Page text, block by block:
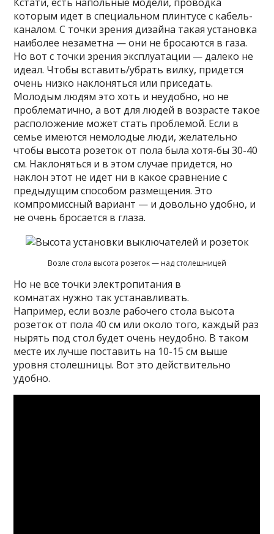
Кстати, есть напольные модели, проводка
которым идет в специальном плинтусе с кабель-
каналом. С точки зрения дизайна такая установка
наиболее незаметна — они не бросаются в газа.
Но вот с точки зрения эксплуатации — далеко не
идеал. Чтобы вставить/убрать вилку, придется
очень низко наклоняться или приседать.
Молодым людям это хоть и неудобно, но не
проблематично, а вот для людей в возрасте такое
расположение может стать проблемой. Если в
семье имеются немолодые люди, желательно
чтобы высота розеток от пола была хотя-бы 30-40
см. Наклоняться и в этом случае придется, но
наклон этот не идет ни в какое сравнение с
предыдущим способом размещения. Это
компромиссный вариант — и довольно удобно, и
не очень бросается в глаза.
Возле стола высота розеток — над столешницей
Но не все точки электропитания в
комнатах нужно так устанавливать.
Например, если возле рабочего стола высота
розеток от пола 40 см или около того, каждый раз
нырять под стол будет очень неудобно. В таком
месте их лучше поставить на 10-15 см выше
уровня столешницы. Вот это действительно
удобно.